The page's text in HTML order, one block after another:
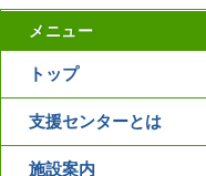
メニュー
トップ
支援センターとは
施設案内